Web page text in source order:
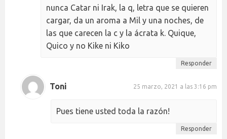
nunca Catar ni Irak, la q, letra que se quieren
cargar, da un aroma a Mil y una noches, de
las que carecen la c y la ácrata k. Quique,
Quico y no Kike ni Kiko
Responder
Toni 25 marzo, 2021 a las 3:16 pm
Pues tiene usted toda la razón!
Responder